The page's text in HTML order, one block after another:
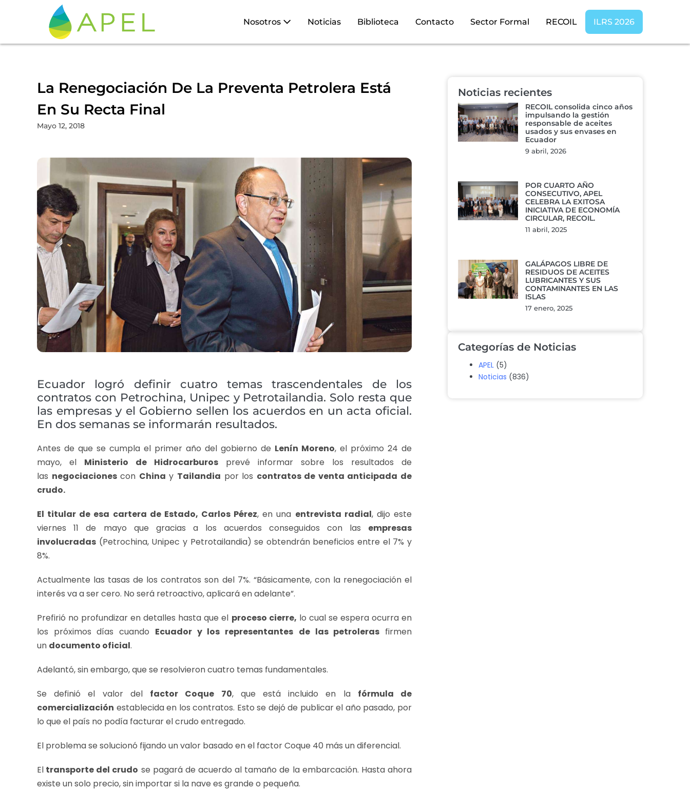
Nosotros Noticias Biblioteca Contacto Sector Formal RECOIL ILRS 2026
La Renegociación De La Preventa Petrolera Está
En Su Recta Final
Mayo 12, 2018
Ecuador logró definir cuatro temas trascendentales de los
contratos con Petrochina, Unipec y Petrotailandia. Solo resta que
las empresas y el Gobierno sellen los acuerdos en un acta oficial.
En dos semanas se informarán resultados.
Antes de que se cumpla el primer año del gobierno de Lenín Moreno, el próximo 24 de
mayo, el Ministerio de Hidrocarburos prevé informar sobre los resultados de
las negociacionescon China y Tailandia por los contratos de venta anticipada de
crudo.
El titular de esa cartera de Estado, Carlos Pérez, en una entrevista radial, dijo este
viernes 11 de mayo que gracias a los acuerdos conseguidos con las empresas
involucradas (Petrochina, Unipec y Petrotailandia) se obtendrán beneficios entre el 7% y
8%.
Actualmente las tasas de los contratos son del 7%. “Básicamente, con la renegociación el
interés va a ser cero. No será retroactivo, aplicará en adelante”.
Prefirió no profundizar en detalles hasta que el proceso cierre, lo cual se espera ocurra en
los próximos días cuando Ecuador y los representantes de las petroleras firmen
un documento oficial.
Adelantó, sin embargo, que se resolvieron cuatro temas fundamentales.
Se definió el valor del factor Coque 70, que está incluido en la fórmula de
comercialización establecida en los contratos. Esto se dejó de publicar el año pasado, por
lo que el país no podía facturar el crudo entregado.
El problema se solucionó fijando un valor basado en el factor Coque 40 más un diferencial.
El transporte del crudo se pagará de acuerdo al tamaño de la embarcación. Hasta ahora
existe un solo precio, sin importar si la nave es grande o pequeña.
Noticias recientes
RECOIL consolida cinco años
impulsando la gestión
responsable de aceites
usados y sus envases en
Ecuador
9 abril, 2026
POR CUARTO AÑO
CONSECUTIVO, APEL
CELEBRA LA EXITOSA
INICIATIVA DE ECONOMÍA
CIRCULAR, RECOIL.
11 abril, 2025
GALÁPAGOS LIBRE DE
RESIDUOS DE ACEITES
LUBRICANTES Y SUS
CONTAMINANTES EN LAS
ISLAS
17 enero, 2025
Categorías de Noticias
APEL (5)
Noticias (836)